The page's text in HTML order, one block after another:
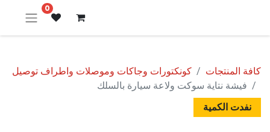
0
كافة المنتجات
كونكتورات وجاكات وموصلات واطراف توصيل
فيشة نتاية سوكت ولاعة سيارة بالسلك
نفدت الكمية